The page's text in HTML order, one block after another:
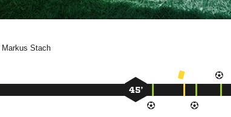
 
45’